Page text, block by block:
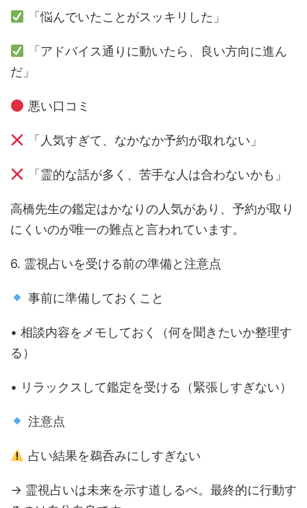
「悩んでいたことがスッキリした」
「アドバイス通りに動いたら、良い方向に進ん
だ」
悪い口コミ
「人気すぎて、なかなか予約が取れない」
「霊的な話が多く、苦手な人は合わないかも」
高橋先生の鑑定はかなりの人気があり、予約が取り
にくいのが唯一の難点と言われています。
6. 霊視占いを受ける前の準備と注意点
事前に準備しておくこと
• 相談内容をメモしておく（何を聞きたいか整理す
る）
• リラックスして鑑定を受ける（緊張しすぎない）
注意点
占い結果を鵜呑みにしすぎない
→ 霊視占いは未来を示す道しるべ。最終的に行動す